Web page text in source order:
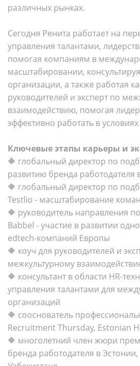
различных рынках.
Сегодня Ренита работает на
управления талантами,
помогая компаниям в
масштабировании,
организации, а также работая
руководителей и эксперт по
взаимодействию, помогая
эффективно работать в
Ключевые этапы карьеры и
🔶 глобальный директор по
развитию бренда работодателя
🔶 глобальный директор по
Testlio - масштабирование
🔶 руководитель направления
Babbel - участие в развитии
edtech-компаний Европы
🔶 коуч для руководителей и
межкультурному
🔶 консультант в области HR-
управления талантами для
организаций
🔶 сооснователь
Recruitment Thursday, Estonian
🔶 многолетний член жюри
бренда работодателя в